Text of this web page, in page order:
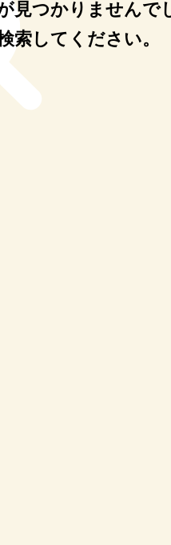
見つかりませんで
索してください。